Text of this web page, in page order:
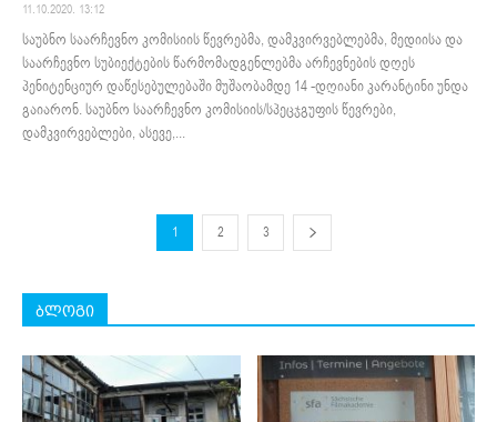
11.10.2020. 13:12
საუბნო საარჩევნო კომისიის წევრებმა, დამკვირვებლებმა, მედიისა და
საარჩევნო სუბიექტების წარმომადგენლებმა არჩევნების დღეს
პენიტენციურ დაწესებულებაში მუშაობამდე 14 -დღიანი კარანტინი უნდა
გაიარონ. საუბნო საარჩევნო კომისიის/სპეცჯგუფის წევრები,
დამკვირვებლები, ასევე,...
1 2 3
ბლოგი